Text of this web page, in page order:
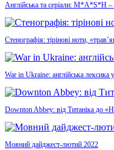
Англійська та серіали: M*A*S*H
Стенографія: тірінові ноти,
War in Ukraine: англійська лексика
Downton Abbey: від Титаніка до
Мовний дайджест-лютий 2022